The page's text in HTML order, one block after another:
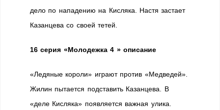
дело по нападению на Кисляка. Настя застает
Казанцева со своей тетей.
16 серия «Молодежка 4 » описание
«Ледяные короли» играют против «Медведей».
Жилин пытается подставить Казанцева. В
«деле Кисляка» появляется важная улика.